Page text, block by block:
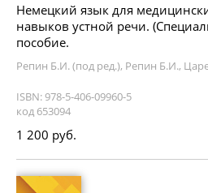
Немецкий язык для
навыков устной речи.
пособие.
Репин Б.И. (под ред.), Репин Б.И.,
ISBN: 978-5-406-09960-5
код 653094
1 200 руб.